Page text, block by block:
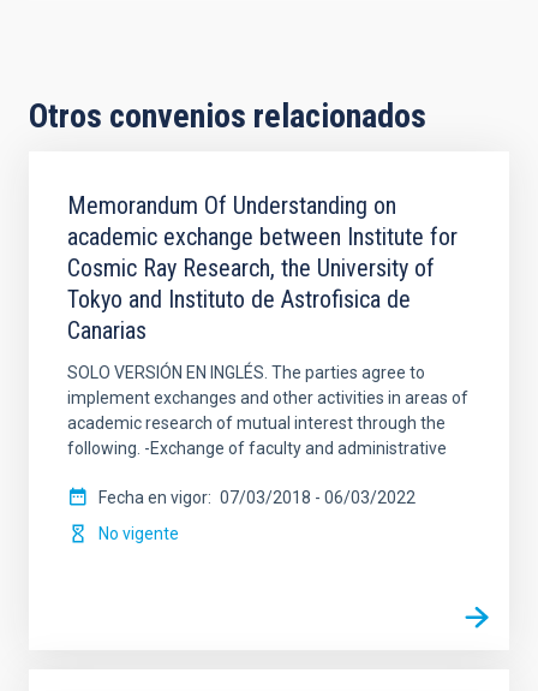
Otros convenios relacionados
Memorandum Of Understanding on
academic exchange between Institute for
Cosmic Ray Research, the University of
Tokyo and Instituto de Astrofisica de
Canarias
SOLO VERSIÓN EN INGLÉS. The parties agree to
implement exchanges and other activities in areas of
academic research of mutual interest through the
following. -Exchange of faculty and administrative
Fecha en vigor 07/03/2018 - 06/03/2022
No vigente